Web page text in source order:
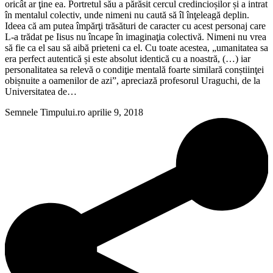
oricât ar ţine ea. Portretul său a părăsit cercul credincioșilor și a intrat
în mentalul colectiv, unde nimeni nu caută să îl înţeleagă deplin.
Ideea că am putea împărţi trăsături de caracter cu acest personaj care
L-a trădat pe Iisus nu încape în imaginaţia colectivă. Nimeni nu vrea
să fie ca el sau să aibă prieteni ca el. Cu toate acestea, „umanitatea sa
era perfect autentică și este absolut identică cu a noastră, (…) iar
personalitatea sa relevă o condiţie mentală foarte similară conștiinţei
obișnuite a oamenilor de azi”, apreciază profesorul Uraguchi, de la
Universitatea de…
Semnele Timpului.ro aprilie 9, 2018